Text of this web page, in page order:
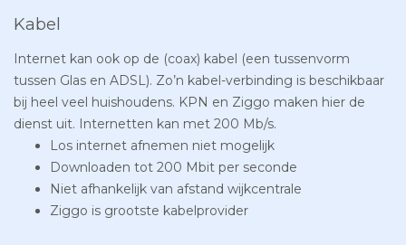
Kabel
Internet kan ook op de (coax) kabel (een tussenvorm
tussen Glas en ADSL). Zo’n kabel-verbinding is beschikbaar
bij heel veel huishoudens. KPN en Ziggo maken hier de
dienst uit. Internetten kan met 200 Mb/s.
Los internet afnemen niet mogelijk
Downloaden tot 200 Mbit per seconde
Niet afhankelijk van afstand wijkcentrale
Ziggo is grootste kabelprovider